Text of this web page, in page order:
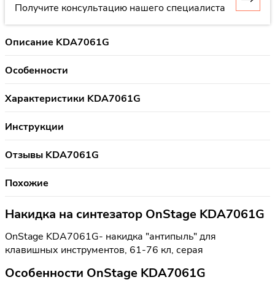
Получите консультацию нашего специалиста
Описание KDA7061G
Особенности
Характеристики KDA7061G
Инструкции
Отзывы KDA7061G
Похожие
Накидка на синтезатор OnStage KDA7061G
OnStage KDA7061G- накидка "антипыль" для
клавишных инструментов, 61-76 кл, серая
Особенности OnStage KDA7061G